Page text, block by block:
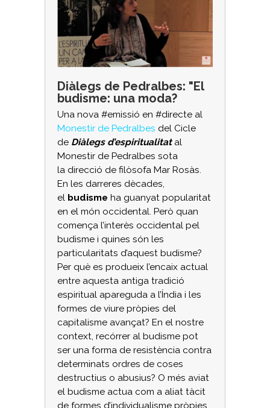
Diàlegs de Pedralbes: "El
budisme: una moda?
Una nova #emissió en #directe al
Monestir de Pedralbes del Cicle
de Diàlegs d’espiritualitatal
Monestir de Pedralbes sota
la direcció de filòsofa Mar Rosàs.
En les darreres dècades,
el budisme ha guanyat popularitat
en el món occidental. Però quan
comença l’interès occidental pel
budisme i quines són les
particularitats d’aquest budisme?
Per què es produeix l’encaix actual
entre aquesta antiga tradició
espiritual apareguda a l’Índia i les
formes de viure pròpies del
capitalisme avançat? En el nostre
context, recórrer al budisme pot
ser una forma de resistència contra
determinats ordres de coses
destructius o abusius? O més aviat
el budisme actua com a aliat tàcit
de formes d’individualisme pròpies